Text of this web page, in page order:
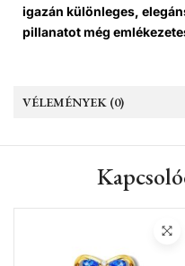
igazán különleges,
pillanatot még
VÉLEMÉNYEK (0)